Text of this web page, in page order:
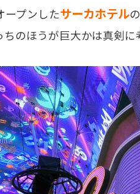
プンしたサーカホテル
のほうが巨大かは真剣に